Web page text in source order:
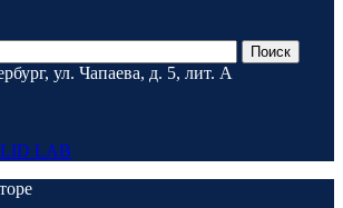
Поиск
ул. Чапаева, д. 5, лит. А
LAB